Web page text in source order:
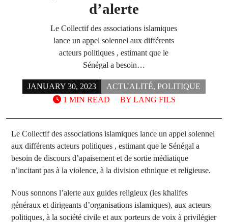
d’alerte
Le Collectif des associations islamiques
lance un appel solennel aux différents
acteurs politiques , estimant que le
Sénégal a besoin…
JANUARY 30, 2023 ACTUALITÉ, POLITIQUE
BY LANG FILS
1 MIN READ
Le Collectif des associations islamiques lance un appel solennel
aux différents acteurs politiques , estimant que le Sénégal a
besoin de discours d’apaisement et de sortie médiatique
n’incitant pas à la violence, à la division ethnique et religieuse.
Nous sonnons l’alerte aux guides religieux (les khalifes
généraux et dirigeants d’organisations islamiques), aux acteurs
politiques, à la société civile et aux porteurs de voix à privilégier